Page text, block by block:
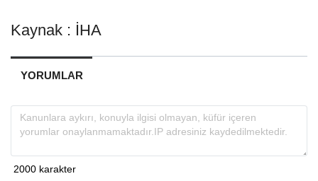
Kaynak : İHA
YORUMLAR